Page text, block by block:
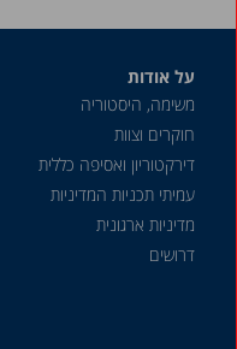
על אודות
משימה, היסטוריה
חוקרים וצוות
דירקטוריון ואסיפה כללית
עמיתי תכניות המדיניות
מדיניות ארגונית
דרושים